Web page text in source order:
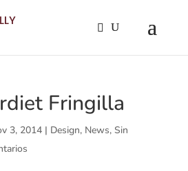
Fringilla
3, 2014| Design, News, Sin